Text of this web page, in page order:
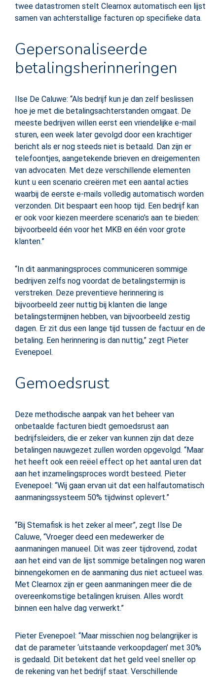
twee datastromen stelt Clearnox automatisch een lijst
samen van achterstallige facturen op specifieke data.
Gepersonaliseerde
betalingsherinneringen
Ilse De Caluwe: “Als bedrijf kun je dan zelf beslissen
hoe je met die betalingsachterstanden omgaat. De
meeste bedrijven willen eerst een vriendelijke e-mail
sturen, een week later gevolgd door een krachtiger
bericht als er nog steeds niet is betaald. Dan zijn er
telefoontjes, aangetekende brieven en dreigementen
van advocaten. Met deze verschillende elementen
kunt u een scenario creëren met een aantal acties
waarbij de eerste e-mails volledig automatisch worden
verzonden. Dit bespaart een hoop tijd. Een bedrijf kan
er ook voor kiezen meerdere scenario’s aan te bieden:
bijvoorbeeld één voor het MKB en één voor grote
klanten.”
“In dit aanmaningsproces communiceren sommige
bedrijven zelfs nog voordat de betalingstermijn is
verstreken. Deze preventieve herinnering is
bijvoorbeeld zeer nuttig bij klanten die lange
betalingstermijnen hebben, van bijvoorbeeld zestig
dagen. Er zit dus een lange tijd tussen de factuur en de
betaling. Een herinnering is dan nuttig,” zegt Pieter
Evenepoel.
Gemoedsrust
Deze methodische aanpak van het beheer van
onbetaalde facturen biedt gemoedsrust aan
bedrijfsleiders, die er zeker van kunnen zijn dat deze
betalingen nauwgezet zullen worden opgevolgd. “Maar
het heeft ook een reëel effect op het aantal uren dat
aan het inzamelingsproces wordt besteed. Pieter
Evenepoel: “Wij gaan ervan uit dat een halfautomatisch
aanmaningssysteem 50% tijdwinst oplevert.”
“Bij Stemafisk is het zeker al meer”, zegt Ilse De
Caluwe, “Vroeger deed een medewerker de
aanmaningen manueel. Dit was zeer tijdrovend, zodat
aan het eind van de lijst sommige betalingen nog waren
binnengekomen en de aanmaning dus niet actueel was.
Met Clearnox zijn er geen aanmaningen meer die de
overeenkomstige betalingen kruisen. Alles wordt
binnen een halve dag verwerkt.”
Pieter Evenepoel: “Maar misschien nog belangrijker is
dat de parameter ‘uitstaande verkoopdagen’ met 30%
is gedaald. Dit betekent dat het geld veel sneller op
de rekening van het bedrijf staat. Verschillende